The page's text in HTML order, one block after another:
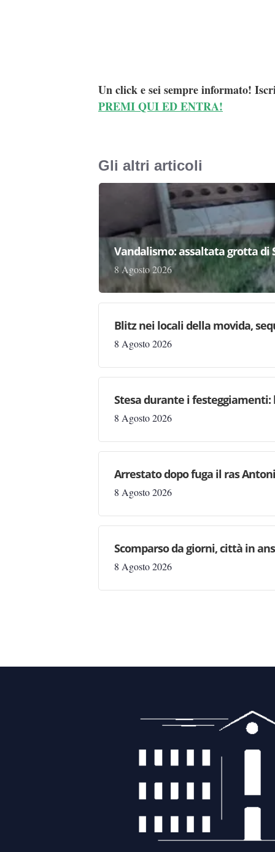
Un click e sei sempre informato!
PREMI QUI ED ENTRA!
Gli altri articoli
Vandalismo: assaltata grotta di
8 Agosto 2026
Blitz nei locali della movida,
8 Agosto 2026
Stesa durante i
8 Agosto 2026
Arrestato dopo fuga il ras
8 Agosto 2026
Scomparso da giorni, città in
8 Agosto 2026